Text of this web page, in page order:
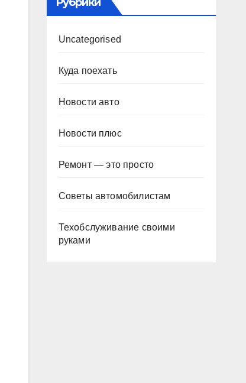
Uncategorised
Куда поехать
Новости авто
Новости плюс
Ремонт — это просто
Советы автомобилистам
Техобслуживание своими
руками